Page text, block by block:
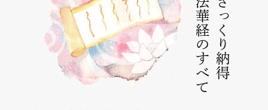
ざっくり納得
法華経のすべて